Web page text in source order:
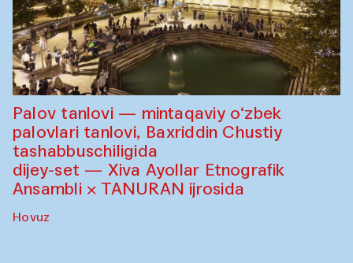
Palov tanlovi — mintaqaviy o‘zbek
palovlari tanlovi, Baxriddin Chustiy
tashabbuschiligida
dijey-set — Xiva Ayollar Etnografik
Ansambli × TANURAN ijrosida
Hovuz